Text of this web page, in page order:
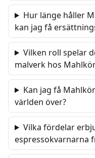
Hur länge håller
kan jag få
Vilken roll spelar
malverk hos
Kan jag få
världen över?
Vilka fördelar
espressokvarnarna